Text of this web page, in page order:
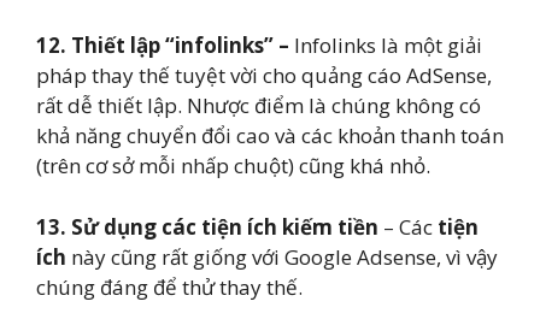
12. Thiết lập “infolinks” – Infolinks là một giải
pháp thay thế tuyệt vời cho quảng cáo AdSense,
rất dễ thiết lập. Nhược điểm là chúng không có
khả năng chuyển đổi cao và các khoản thanh toán
(trên cơ sở mỗi nhấp chuột) cũng khá nhỏ.
13. Sử dụng các tiện ích kiếm tiền – Các tiện
ích này cũng rất giống với Google Adsense, vì vậy
chúng đáng để thử thay thế.